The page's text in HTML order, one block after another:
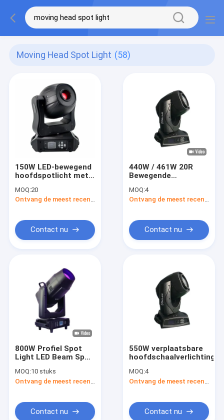
Moving Head Spot Light (58)
150W LED-bewegend
hoofdspotlicht met 8
graden straalhoek
MOQ:20
Ontvang de meest recente Prijs
Contact nu
440W / 461W 20R
Bewegende
7800K
Kleurtemperatuur
MOQ:4
Ontvang de meest recente Prijs
Contact nu
800W Profiel Spot
Light LED Beam Spot
Stage Lighting
MOQ:10 stuks
Contact nu
550W verplaatsbare
hoofdschaalverlichting
MOQ:4
Contact nu